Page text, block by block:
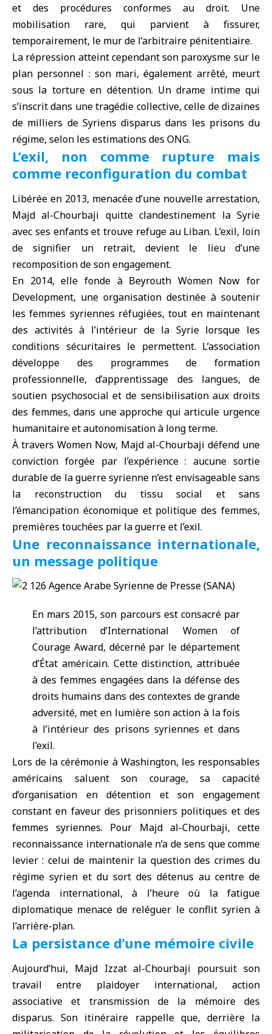
et des procédures conformes au droit. Une
mobilisation rare, qui parvient à fissurer,
temporairement, le mur de l’arbitraire pénitentiaire.
La répression atteint cependant son paroxysme sur le
plan personnel : son mari, également arrêté, meurt
sous la torture en détention. Un drame intime qui
s’inscrit dans une tragédie collective, celle de dizaines
de milliers de Syriens disparus dans les prisons du
régime, selon les estimations des ONG.
L’exil, non comme rupture mais
comme reconfiguration du combat
Libérée en 2013, menacée d’une nouvelle arrestation,
Majd al-Chourbaji quitte clandestinement la Syrie
avec ses enfants et trouve refuge au Liban. L’exil, loin
de signifier un retrait, devient le lieu d’une
recomposition de son engagement.
En 2014, elle fonde à Beyrouth Women Now for
Development, une organisation destinée à soutenir
les femmes syriennes réfugiées, tout en maintenant
des activités à l’intérieur de la Syrie lorsque les
conditions sécuritaires le permettent. L’association
développe des programmes de formation
professionnelle, d’apprentissage des langues, de
soutien psychosocial et de sensibilisation aux droits
des femmes, dans une approche qui articule urgence
humanitaire et autonomisation à long terme.
À travers Women Now, Majd al-Chourbaji défend une
conviction forgée par l’expérience : aucune sortie
durable de la guerre syrienne n’est envisageable sans
la reconstruction du tissu social et sans
l’émancipation économique et politique des femmes,
premières touchées par la guerre et l’exil.
Une reconnaissance internationale,
un message politique
En mars 2015, son parcours est consacré par
l’attribution d’International Women of
Courage Award, décerné par le département
d’État américain. Cette distinction, attribuée
à des femmes engagées dans la défense des
droits humains dans des contextes de grande
adversité, met en lumière son action à la fois
à l’intérieur des prisons syriennes et dans
l’exil.
Lors de la cérémonie à Washington, les responsables
américains saluent son courage, sa capacité
d’organisation en détention et son engagement
constant en faveur des prisonniers politiques et des
femmes syriennes. Pour Majd al-Chourbaji, cette
reconnaissance internationale n’a de sens que comme
levier : celui de maintenir la question des crimes du
régime syrien et du sort des détenus au centre de
l’agenda international, à l’heure où la fatigue
diplomatique menace de reléguer le conflit syrien à
l’arrière-plan.
La persistance d’une mémoire civile
Aujourd’hui, Majd Izzat al-Chourbaji poursuit son
travail entre plaidoyer international, action
associative et transmission de la mémoire des
disparus. Son itinéraire rappelle que, derrière la